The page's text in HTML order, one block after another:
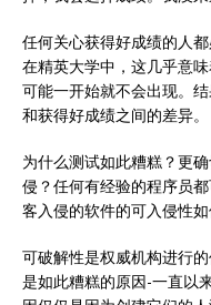
任何关心获得好成绩的人
在精英大学中，这几乎意
可能一开始就不会出现。
和获得好成绩之间的差异。
为什么测试如此糟糕？更
侵？任何有经验的程序员
客入侵的软件的可入侵性
可破解性是权威机构进行
是如此糟糕的原因-一直以